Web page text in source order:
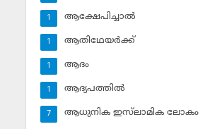
ആക്ഷേപിച്ചാല്‍
1
ആതിഥേയര്‍ക്ക്
1
ആദം
1
ആദ്യപത്തില്‍
1
ആധുനിക ഇസ്‌ലാമിക ലോകം
7